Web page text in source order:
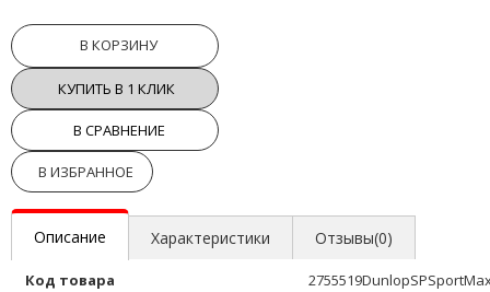
В КОРЗИНУ
КУПИТЬ В 1 КЛИК
В СРАВНЕНИЕ
В ИЗБРАННОЕ
Описание Характеристики Отзывы(0)
Код товара